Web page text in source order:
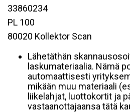
33860234
PL 100
80020 Kollektor Scan
Lähetäthän
laskumateriaalia. Nämä
automaattisesti
mikään muu materiaali
liikelahjat, luottokortit ja
vastaanottajaansa tätä